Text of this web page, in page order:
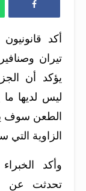
أكد
تيران
يؤكد أن
ليس لديها
الطعن سوف
الزاوية
وأكد
تحدثت عن